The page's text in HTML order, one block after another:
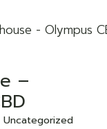
–
Uncategorized